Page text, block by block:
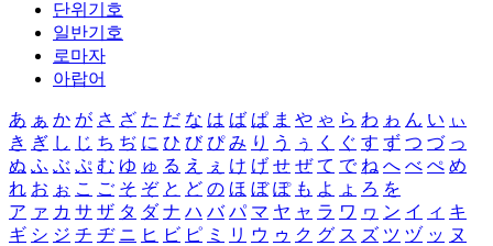
단위기호
일반기호
로마자
아랍어
あ ぁ か が さ ざ た だ な は ば ぱ ま や ゃ ら わ ゎ ん い ぃ
き ぎ し じ ち ぢ に ひ び ぴ み り う ぅ く ぐ す ず つ づ っ
ぬ ふ ぶ ぷ む ゆ ゅ る え ぇ け げ せ ぜ て で ね へ べ ぺ め
れ お ぉ こ ご そ ぞ と ど の ほ ぼ ぽ も よ ょ ろ を
ア ァ カ サ ザ タ ダ ナ ハ バ パ マ ヤ ャ ラ ワ ヮ ン イ ィ キ
ギ シ ジ チ ヂ ニ ヒ ビ ピ ミ リ ウ ゥ ク グ ス ズ ツ ヅ ッ ヌ